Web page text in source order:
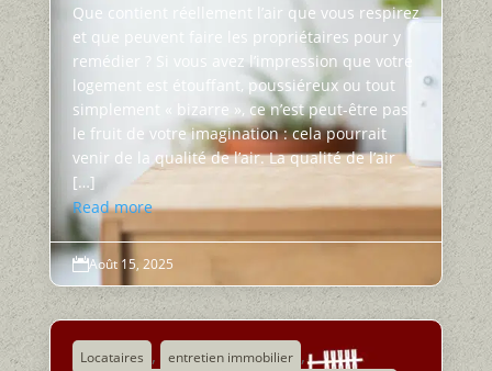
Que contient réellement l’air que vous respirez
et que peuvent faire les propriétaires pour y
remédier ? Si vous avez l’impression que votre
logement est étouffant, poussiéreux ou tout
simplement « bizarre », ce n’est peut-être pas
le fruit de votre imagination : cela pourrait
venir de la qualité de l’air. La qualité de l’air
[…]
Read more
Août 15, 2025
Locataires , entretien immobilier ,